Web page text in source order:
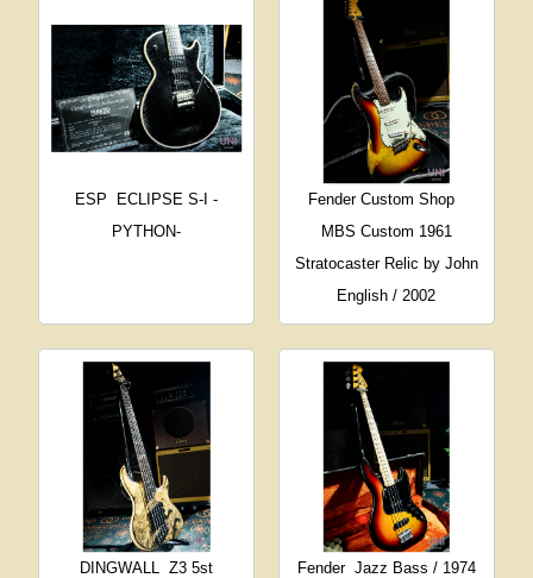
ESP
ECLIPSE S-I -
PYTHON-
Fender Custom Shop
MBS Custom 1961
Stratocaster Relic by John
English / 2002
DINGWALL
Z3 5st
Fender Jazz Bass / 1974